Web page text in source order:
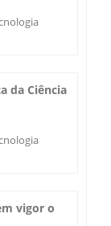
da Ciência
vigor o